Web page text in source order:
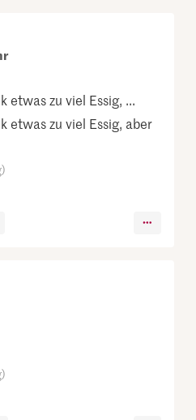
etwas zu viel Essig, ...
etwas zu viel Essig, aber